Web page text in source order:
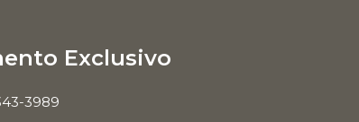
Exclusivo
3989